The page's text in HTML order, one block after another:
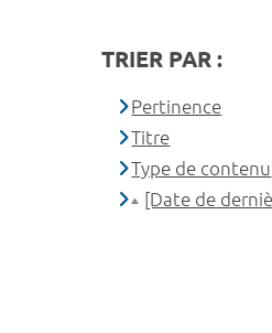
TRIER PAR :
Pertinence
Titre
Type de contenu
[Date de